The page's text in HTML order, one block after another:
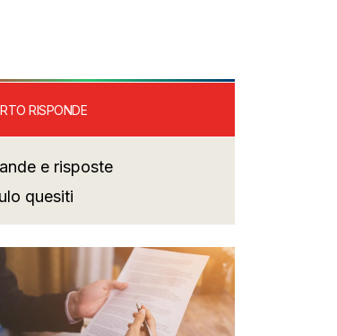
RISPONDE
e risposte
quesiti